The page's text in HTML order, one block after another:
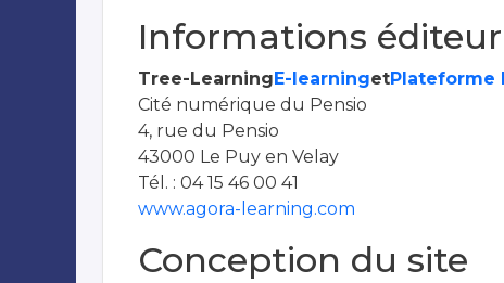
Informations éditeur
Tree-Learning E-learningetPlateforme
Cité numérique du Pensio
4, rue du Pensio
43000 Le Puy en Velay
Tél. : 04 15 46 00 41
www.agora-learning.com
Conception du site